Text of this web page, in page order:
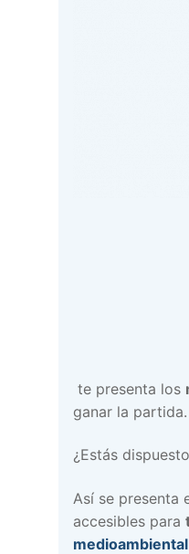
te presenta los
ganar la partida.
¿Estás
Así se presenta
accesibles para
medioambiental